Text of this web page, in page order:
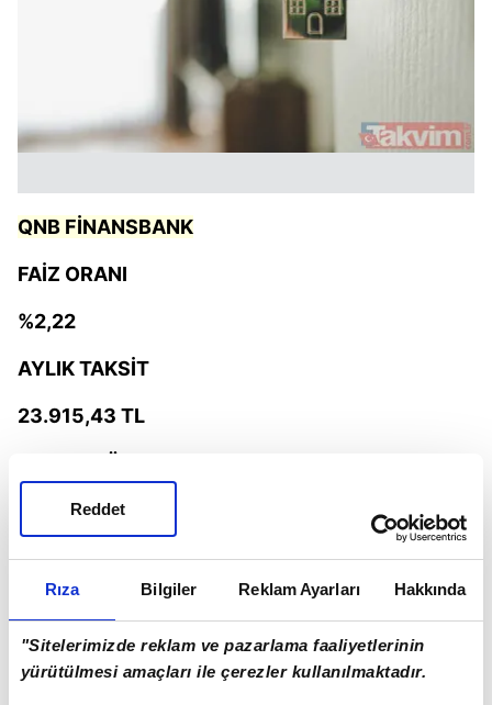
Rıza Bilgiler Reklam Ayarları Hakkında
"Sitelerimizde reklam ve pazarlama faaliyetlerinin
yürütülmesi amaçları ile çerezler kullanılmaktadır.
Reddet
QNB FİNANSBANK
FAİZ ORANI
%2,22
AYLIK TAKSİT
23.915,43 TL
2.878.843 TL